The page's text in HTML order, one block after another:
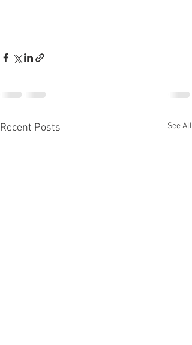
Recent Posts See All